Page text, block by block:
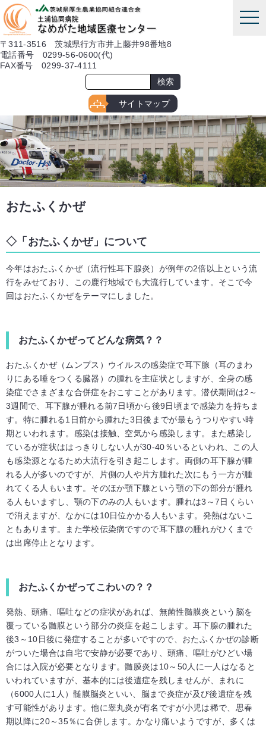
本文へ
〒311-3516 茨城県行方市井上藤井98番地8
電話番号 0299-56-0600(代)
FAX番号 0299-37-4111
サイトマップ
おたふくかぜ
「おたふくかぜ」について
今年はおたふくかぜ（流行性耳下腺炎）が例年の2倍以上という流
行をみせており、この鹿行地域でも大流行しています。そこで今
回はおたふくかぜをテーマにしました。
おたふくかぜってどんな病気？？
おたふくかぜ（ムンプス）ウイルスの感染症で耳下腺（耳のまわ
りにある唾をつくる臓器）の腫れを主症状としますが、全身の感
染症でさまざまな合併症をおこすことがあります。潜伏期間は2～
3週間で、耳下腺が腫れる前7日頃から後9日頃まで感染力を持ちま
す。特に腫れる1日前から腫れた3日後までが最もうつりやすい時
期といわれます。感染は接触、空気から感染します。また感染し
ているが症状ははっきりしない人が30-40％いるといわれ、この人
も感染源となるため大流行を引き起こします。両側の耳下腺が腫
れる人が多いのですが、片側の人や片方腫れた次にもう一方が腫
れてくる人もいます。そのほか顎下腺という顎の下の部分が腫れ
る人もいますし、顎の下のみの人もいます。腫れは3～7日くらい
で消えますが、なかには10日位かかる人もいます。発熱はないこ
ともあります。また学校伝染病ですので耳下腺の腫れがひくまで
は出席停止となります。
おたふくかぜってこわいの？？
発熱、頭痛、嘔吐などの症状があれば、無菌性髄膜炎という脳を
覆っている髄膜という部分の炎症を起こします。耳下腺の腫れた
後3～10日後に発症することが多いですので、おたふくかぜの診断
がついた場合は自宅で安静が必要であり、頭痛、嘔吐がひどい場
合には入院が必要となります。髄膜炎は10～50人に一人はなると
いわれていますが、基本的には後遺症を残しませんが、まれに
（6000人に1人）髄膜脳炎といい、脳まで炎症が及び後遺症を残
す可能性があります。他に睾丸炎が有名ですが小児は稀で、思春
期以降に20～35％に合併します。かなり痛いようですが、多くは